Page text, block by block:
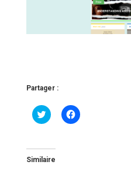
Partager :
C
l
t
o
C
l
Similaire